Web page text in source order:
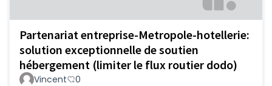
Partenariat entreprise-Metropole-hotellerie:
solution exceptionnelle de soutien
hébergement (limiter le flux routier dodo)
Vincent 0